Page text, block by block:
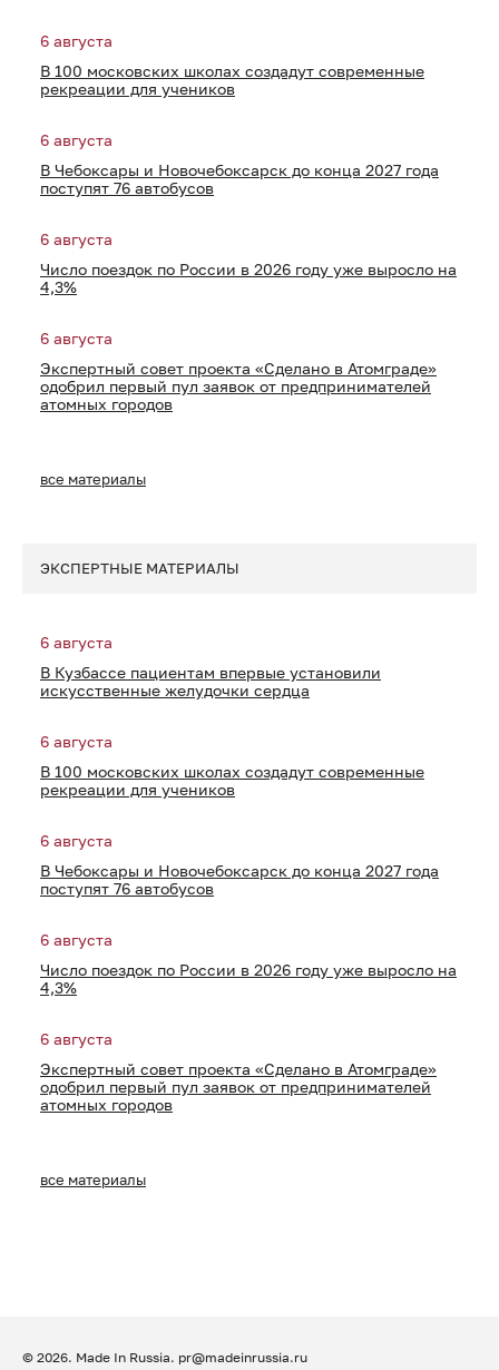
6 августа
В 100 московских школах создадут современные
рекреации для учеников
6 августа
В Чебоксары и Новочебоксарск до конца 2027 года
поступят 76 автобусов
6 августа
Число поездок по России в 2026 году уже выросло на
4,3%
6 августа
Экспертный совет проекта «Сделано в Атомграде»
одобрил первый пул заявок от предпринимателей
атомных городов
все материалы
ЭКСПЕРТНЫЕ МАТЕРИАЛЫ
6 августа
В Кузбассе пациентам впервые установили
искусственные желудочки сердца
6 августа
В 100 московских школах создадут современные
рекреации для учеников
6 августа
В Чебоксары и Новочебоксарск до конца 2027 года
поступят 76 автобусов
6 августа
Число поездок по России в 2026 году уже выросло на
4,3%
6 августа
Экспертный совет проекта «Сделано в Атомграде»
одобрил первый пул заявок от предпринимателей
атомных городов
все материалы
© 2026. Made In Russia. pr@madeinrussia.ru